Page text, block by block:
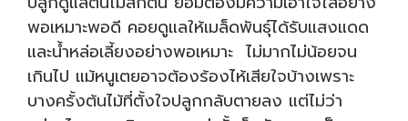
พอเหมาะพอดี คอยดูแลให้เมล็ดพันธุ์ได้รับแสงแดด
และน้ำหล่อเลี้ยงอย่างพอเหมาะ ไม่มากไม่น้อยจน
เกินไป แม้หนูเตยอาจต้องร้องไห้เสียใจบ้างเพราะ
บางครั้งต้นไม้ที่ตั้งใจปลูกกลับตายลง แต่ไม่ว่า